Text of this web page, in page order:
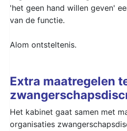
'het geen hand willen geven'
van de functie.
Alom ontsteltenis.
Extra maatregelen
Het kabinet gaat samen met
organisaties